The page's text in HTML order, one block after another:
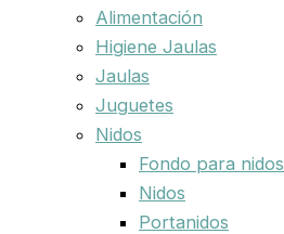
Alimentación
Higiene Jaulas
Jaulas
Juguetes
Nidos
Fondo para nidos
Nidos
Portanidos